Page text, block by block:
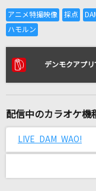
リアル
GHOST
命に嫌われている
カンザキイオリ
中森明菜
デンモクアプリ
配信中のカラオケ機
LIVE DAM WAO!